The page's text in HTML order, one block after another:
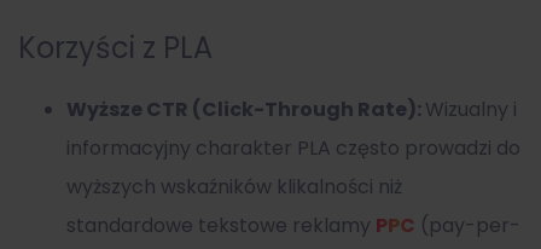
Korzyści z PLA
Wyższe CTR (Click-Through Rate): Wizualny i
informacyjny charakter PLA często prowadzi do
wyższych wskaźników klikalności niż
standardowe tekstowe reklamy PPC (pay-per-